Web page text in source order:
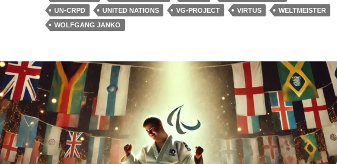
UN-CRPD
UNITED NATIONS VG-PROJECT VIRTUS
WELTMEISTER
WOLFGANG JANKO